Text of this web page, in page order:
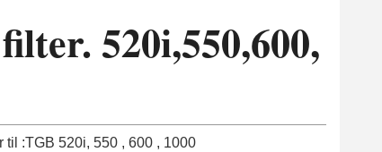
520i,550,600,
:TGB 520i, 550 , 600 , 1000